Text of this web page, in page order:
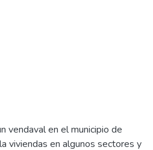
vendaval en el municipio de
viviendas en algunos sectores y